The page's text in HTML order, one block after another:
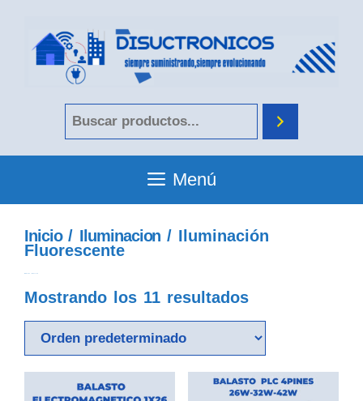
Menú
Inicio/ Iluminacion / Iluminación
Fluorescente
Mostrando los 11 resultados